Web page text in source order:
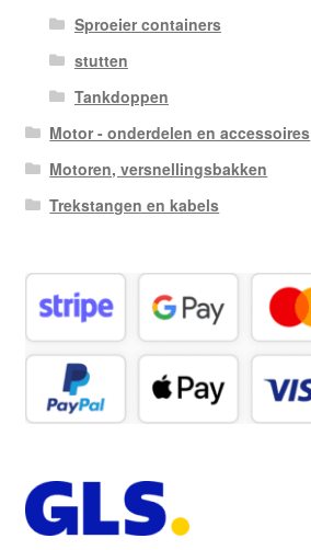
Sproeier containers
stutten
Tankdoppen
Motor - onderdelen en accessoires
Motoren, versnellingsbakken
Trekstangen en kabels